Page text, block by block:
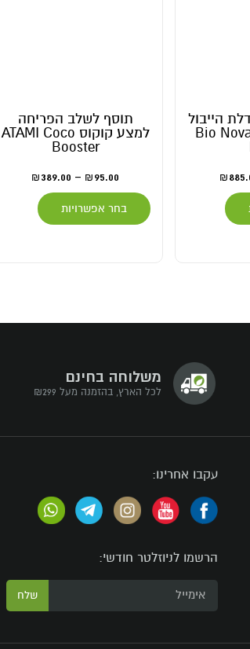
הייבול
Bio
₪
תוסף לשלב הפריחה
למצע קוקוס ATAMI Coco
Booster
₪95.00
–
₪389.00
בחר אפשרויות
משלוחה בחינם
לכל הארץ, בהזמנה מעל ₪299
עקבו אחרינו:
הרשמו לניוזלטר חודשי:
שלח